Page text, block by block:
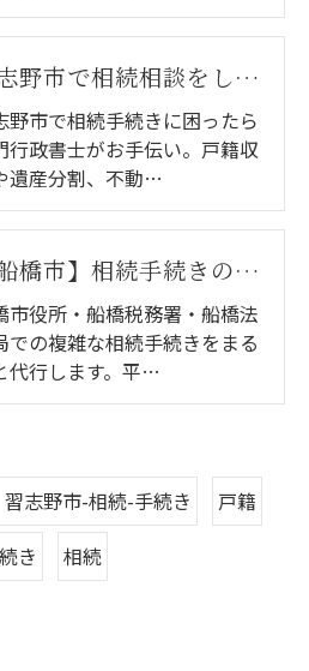
習志野市で相続相談をしたい方へ｜行政書士が相続手続きを対応
野市で相続手続きに困ったら
行政書士がお手伝い。戸籍収
遺産分割、不動…
【船橋市】相続手続きの「丸投げ」代行｜初回無料相談｜つだぬま相続相談室
市役所・船橋税務署・船橋法
での複雑な相続手続きをまる
代行します。平…
志野市-相続-手続き
戸籍
き
相続